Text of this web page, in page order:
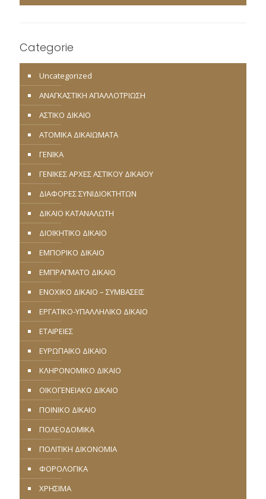
Categorie
Uncategorized
ΑΝΑΓΚΑΣΤΙΚΗ ΑΠΑΛΛΟΤΡΙΩΣΗ
ΑΣΤΙΚΟ ΔΙΚΑΙΟ
ΑΤΟΜΙΚΑ ΔΙΚΑΙΩΜΑΤΑ
ΓΕΝΙΚΑ
ΓΕΝΙΚΕΣ ΑΡΧΕΣ ΑΣΤΙΚΟΥ ΔΙΚΑΙΟΥ
ΔΙΑΦΟΡΕΣ ΣΥΝΙΔΙΟΚΤΗΤΩΝ
ΔΙΚΑΙΟ ΚΑΤΑΝΑΛΩΤΗ
ΔΙΟΙΚΗΤΙΚΟ ΔΙΚΑΙΟ
ΕΜΠΟΡΙΚΟ ΔΙΚΑΙΟ
ΕΜΠΡΑΓΜΑΤΟ ΔΙΚΑΙΟ
ΕΝΟΧΙΚΟ ΔΙΚΑΙΟ – ΣΥΜΒΑΣΕΙΣ
ΕΡΓΑΤΙΚΟ-ΥΠΑΛΛΗΛΙΚΟ ΔΙΚΑΙΟ
ΕΤΑΙΡΕΙΕΣ
ΕΥΡΩΠΑΪΚΟ ΔΙΚΑΙΟ
ΚΛΗΡΟΝΟΜΙΚΟ ΔΙΚΑΙΟ
ΟΙΚΟΓΕΝΕΙΑΚΟ ΔΙΚΑΙΟ
ΠΟΙΝΙΚΟ ΔΙΚΑΙΟ
ΠΟΛΕΟΔΟΜΙΚΑ
ΠΟΛΙΤΙΚΗ ΔΙΚΟΝΟΜΙΑ
ΦΟΡΟΛΟΓΙΚΑ
ΧΡΗΣΙΜΑ